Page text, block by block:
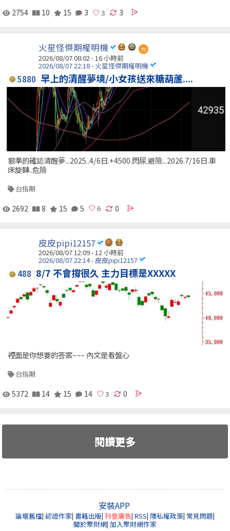
2754
10 15 3 3
火星怪傑期權明機 包
2026/08/07 08:02 -16 小時前
2026/08/07 22:18 - 火星怪傑期權明機
5880 早上的清醒夢境/小女孩送來糖葫蘆....
狠準的確認清醒夢...2025..4/6日.+4500.閃尿.避險...2026.7/16日.車
床旋轉..危險
台指期
2692 8 15 5 0
皮皮pipi12157
2026/08/07 12:09 -12 小時前
2026/08/07 22:14 - 皮皮pipi12157
488 8/7 不會撐很久 主力目標是XXXXX
裡面是你想要的答案~~~ 內文是看盤心
台指期
5372 14 15 14 0
閱讀更多
安裝APP
論壇舊檔| 認證作家| 書籍出版| 刊登廣告| RSS| 隱私權政策| 常見問題|
關於聚財網| 加入聚財網作家